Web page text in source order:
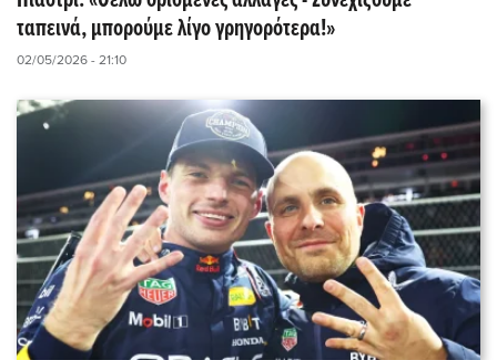
ταπεινά, μπορούμε λίγο γρηγορότερα!»
02/05/2026 - 21:10